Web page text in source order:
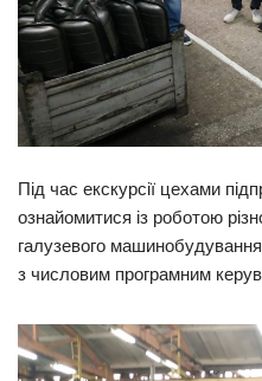
Під час екскурсії цехами
ознайомитися із роботою
галузевого
з числовим програмним